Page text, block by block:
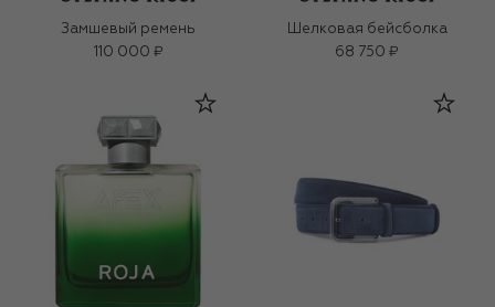
Замшевый ремень
110 000 ₽
Шелковая бейсболка
68 750 ₽